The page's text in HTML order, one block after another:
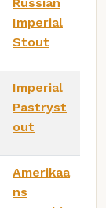
Imperial
Stout
Imperial
Pastryst
out
Amerikaa
ns